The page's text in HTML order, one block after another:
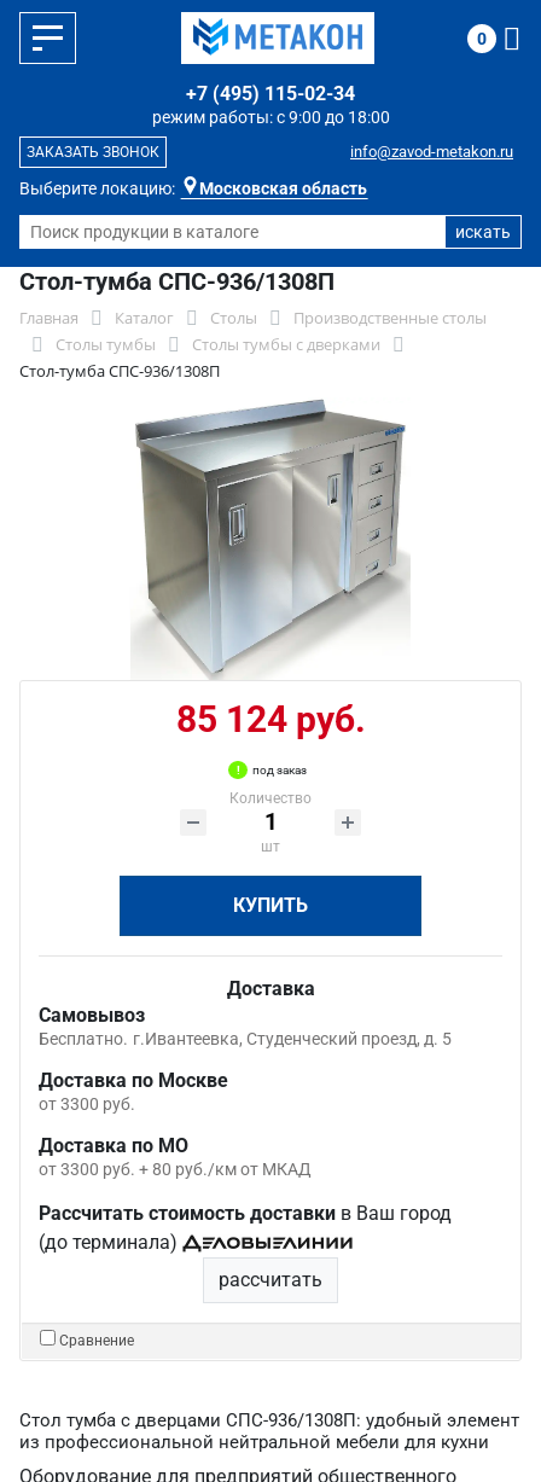
Выберите локацию: Московская область
режим работы: с 9:00 до 18:00
+7 (495) 115-02-34
info@zavod-metakon.ru
ЗАКАЗАТЬ ЗВОНОК
0
Стол-тумба СПС-936/1308П
Главная Каталог Столы
Производственные столы
Столы тумбы
Столы тумбы с дверками
Стол-тумба СПС-936/1308П
85 124 руб.
под заказ
Количество
шт
КУПИТЬ
Доставка
Самовывоз
Бесплатно. г.Ивантеевка, Студенческий проезд, д. 5
Доставка по Москве
от 3300 руб.
Доставка по МО
от 3300 руб. + 80 руб./км от МКАД
Рассчитать стоимость доставки в Ваш город
(до терминала)
рассчитать
Сравнение
Стол тумба с дверцами СПС-936/1308П: удобный элемент
из профессиональной нейтральной мебели для кухни
Оборудование для предприятий общественного